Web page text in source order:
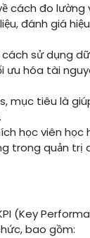
cách đo lường
đánh giá
sử dụng dữ
hóa tài
mục tiêu là
học viên học
trong quản trị
(Key
bao gồm: